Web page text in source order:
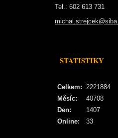
Tel.: 602 613 731
STATISTIKY
Online: 33
Celkem: 2221884
Měsíc:
40708
Den:
1407